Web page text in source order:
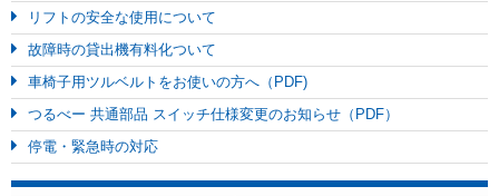
リフトの安全な使用について
故障時の貸出機有料化ついて
車椅子用ツルベルトをお使いの方へ（PDF)
つるべー 共通部品 スイッチ仕様変更のお知らせ（PDF）
停電・緊急時の対応